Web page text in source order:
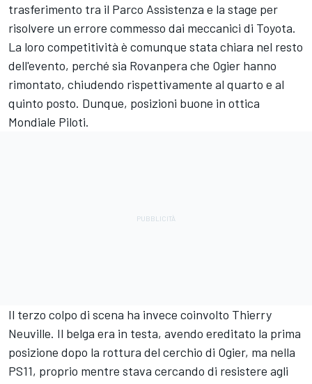
trasferimento tra il Parco Assistenza e la stage per
risolvere un errore commesso dai meccanici di Toyota.
La loro competitività è comunque stata chiara nel resto
dell'evento, perché sia Rovanpera che Ogier hanno
rimontato, chiudendo rispettivamente al quarto e al
quinto posto. Dunque, posizioni buone in ottica
Mondiale Piloti.
Il terzo colpo di scena ha invece coinvolto Thierry
Neuville. Il belga era in testa, avendo ereditato la prima
posizione dopo la rottura del cerchio di Ogier, ma nella
PS11, proprio mentre stava cercando di resistere agli